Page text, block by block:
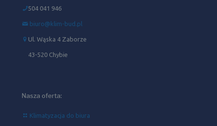
504 041 946‬
biuro@klim-bud.pl
Ul. Wąska 4 Zaborze
43-520 Chybie
Nasza oferta:
Klimatyzacja do biura